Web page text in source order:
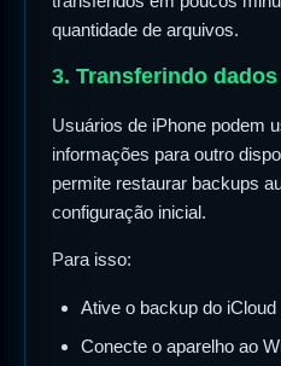
quantidade de arquivos.
3. Transferindo
Usuários de iPhone podem
informações para outro
permite restaurar backups
configuração inicial.
Para isso:
Ative o backup do iCloud
Conecte o aparelho ao